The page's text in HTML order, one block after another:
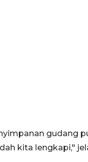
gudang
kita lengkapi,"